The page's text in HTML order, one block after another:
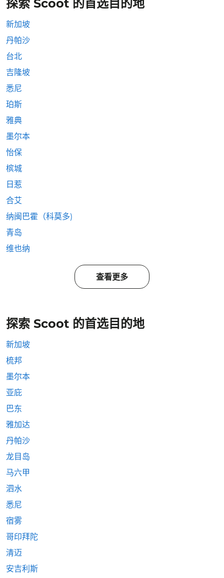
探索 Scoot 的首选目的地
新加坡
丹帕沙
台北
吉隆坡
悉尼
珀斯
雅典
墨尔本
怡保
槟城
日惹
合艾
纳闽巴霍（科莫多)
青岛
维也纳
查看更多
探索 Scoot 的首选目的地
新加坡
梳邦
墨尔本
亚庇
巴东
雅加达
丹帕沙
龙目岛
马六甲
泗水
悉尼
宿雾
哥印拜陀
清迈
安吉利斯